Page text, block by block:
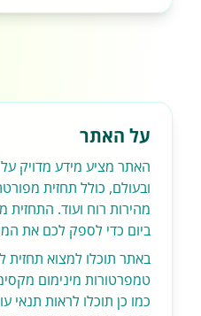
על האתר
האתר מציע מידע מדויק על
ובעולם, כולל תחזית
מהירות רוח ועוד.
ביום כדי לספק לכם את
טמפרטורות מינימום
כמו כן תוכלו לראות תנאי